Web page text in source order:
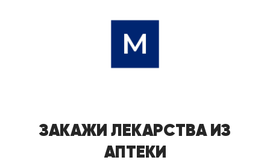
Закажи лекарства из
аптеки